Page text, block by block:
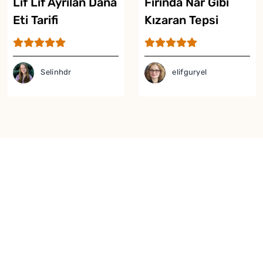
Eti Tarifi
Selinhdr
Kızaran Tepsi
Kebabı Tarifi
elifguryel